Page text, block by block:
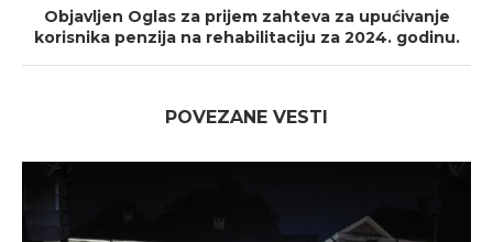
Objavljen Oglas za prijem zahteva za upućivanje
korisnika penzija na rehabilitaciju za 2024. godinu.
POVEZANE VESTI